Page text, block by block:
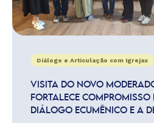
Diálogo e Articulação com Igrejas
VISITA DO NOVO
FORTALECE COMPROMISSO
DIÁLOGO ECUMÊNICO E A